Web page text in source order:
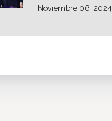
Noviembre 06, 2024